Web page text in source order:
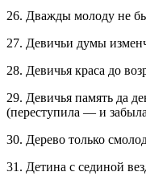
26. Дважды молоду не
27. Девичьи думы
28. Девичья краса до
29. Девичья память да
(переступила — и
30. Дерево только
31. Детина с сединой